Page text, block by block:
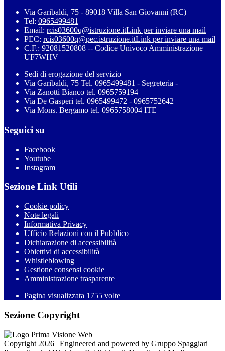
Via Garibaldi, 75 - 89018 Villa San Giovanni (RC)
Tel: 0965499481
Email: rcis03600q@istruzione.itLink per inviare una mail
PEC: rcis03600q@pec.istruzione.itLink per inviare una mail
C.F.: 92081520808 -- Codice Univoco Amministrazione
UF7WHV
Sedi di erogazione del servizio
Via Garibaldi, 75 Tel. 0965499481 - Segreteria -
Via Zanotti Bianco tel. 0965759194
Via De Gasperi tel. 0965499472 - 0965752642
Via Mons. Bergamo tel. 0965758004 ITE
Seguici su
Facebook
Youtube
Instagram
Sezione Link Utili
Cookie policy
Note legali
Informativa Privacy
Ufficio Relazioni con il Pubblico
Dichiarazione di accessibilità
Obiettivi di accessibilità
Whistleblowing
Gestione consensi cookie
Amministrazione trasparente
Pagina visualizzata 1755 volte
Sezione Copyright
Copyright 2026 | Engineered and powered by Gruppo Spaggiari